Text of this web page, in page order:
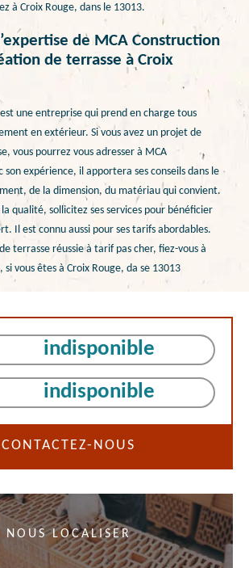
à Croix Rouge, dans le 13013.
de MCA Construction
de terrasse à Croix
une entreprise qui prend en charge tous
en extérieur. Si vous avez un projet de
vous pourrez vous adresser à MCA
son expérience, il apportera ses conseils dans le
de la dimension, du matériau qui convient.
qualité, sollicitez ses services pour bénéficier
Il est connu aussi pour ses tarifs abordables.
terrasse réussie à tarif pas cher, fiez-vous à
si vous êtes à Croix Rouge, da se 13013
indisponible
indisponible
CONTACTEZ-NOUS
NOUS LOCALISER